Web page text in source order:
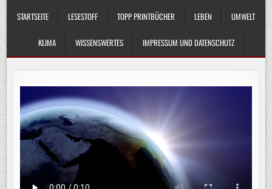
STARTSEITE
LESESTOFF TOPP PRINTBÜCHER LEBEN UMWELT
KLIMA WISSENSWERTES IMPRESSUM UND DATENSCHUTZ